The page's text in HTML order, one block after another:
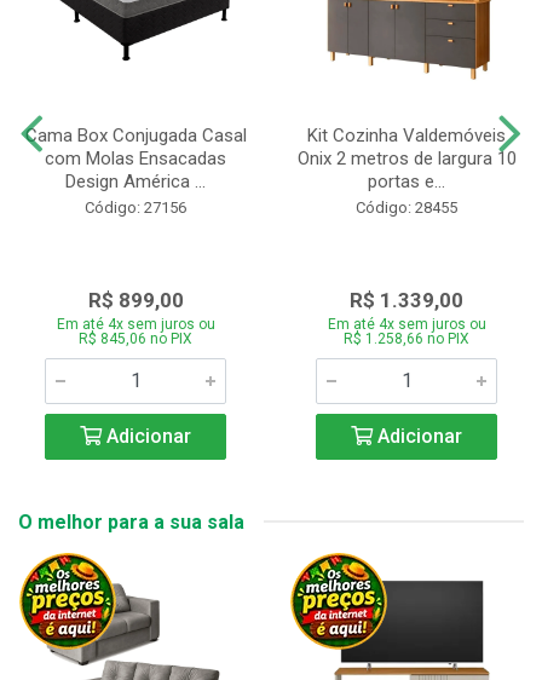
Cama Box Conjugada Casal
com Molas Ensacadas
Design América ...
Código: 27156
R$ 899,00
Em até 4x sem juros ou
R$ 845,06 no PIX
Adicionar
Kit Cozinha Valdemóveis
Onix 2 metros de largura 10
portas e...
Código: 28455
R$ 1.339,00
Em até 4x sem juros ou
R$ 1.258,66 no PIX
Adicionar
O melhor para a sua sala